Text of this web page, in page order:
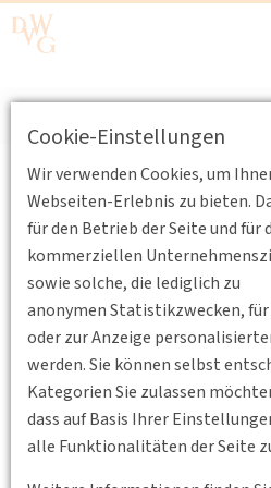
Cookie-Einstellungen
Wir verwenden Cookies, um
Webseiten-Erlebnis zu bieten.
für den Betrieb der Seite und für
kommerziellen
sowie solche, die lediglich zu
anonymen Statistikzwecken,
oder zur Anzeige
werden. Sie können selbst
Kategorien Sie zulassen
dass auf Basis Ihrer
alle Funktionalitäten der Seite
Aktuelle Meldungen